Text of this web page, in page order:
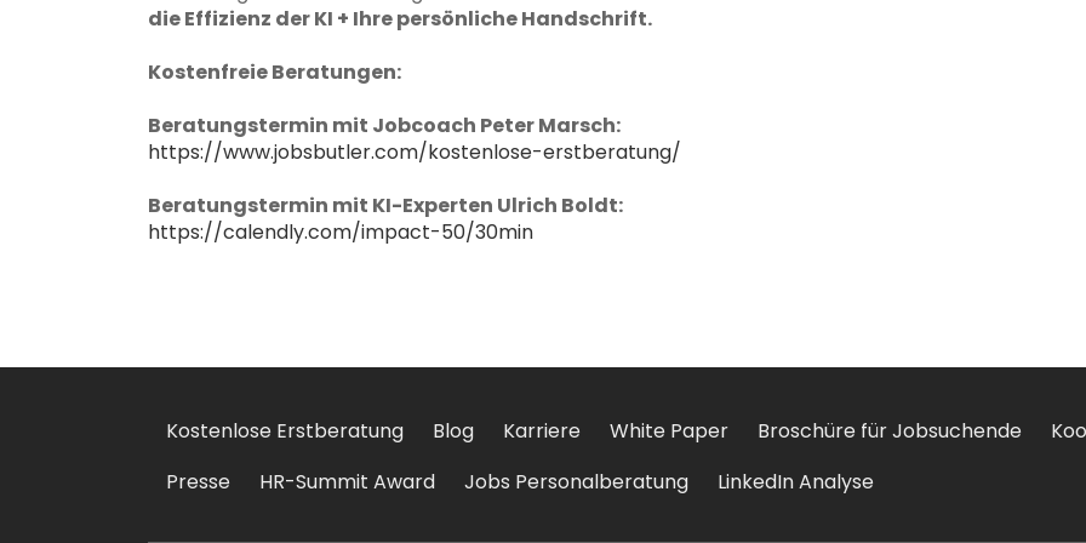
die Effizienz der KI + Ihre persönliche Handschrift.
Kostenfreie Beratungen:
Beratungstermin mit Jobcoach Peter Marsch:
https://www.jobsbutler.com/kostenlose-erstberatung/
Beratungstermin mit KI-Experten Ulrich Boldt:
https://calendly.com/impact-50/30min
Kostenlose Erstberatung Blog Karriere White Paper Broschüre für Jobsuchende
Presse
HR-Summit Award Jobs Personalberatung LinkedIn Analyse